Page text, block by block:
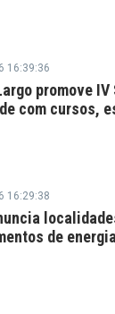
16:39:36
promove IV
com cursos,
16:29:38
de